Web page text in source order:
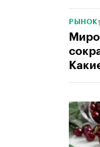
РЫНОК